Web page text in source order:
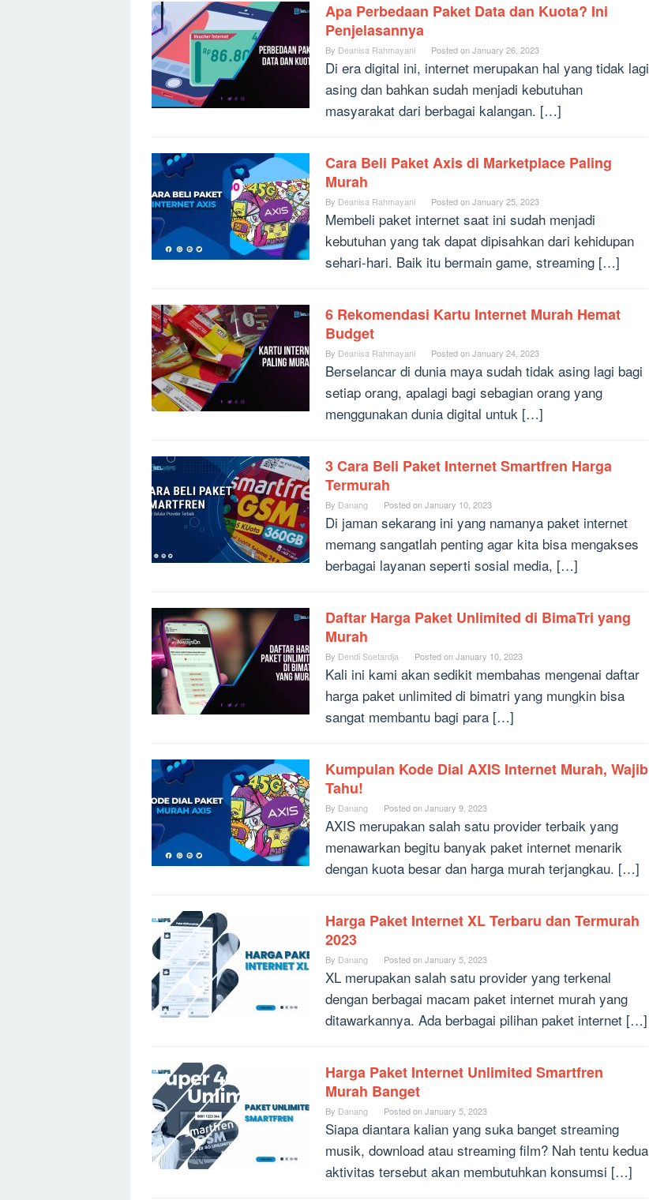
Apa Perbedaan Paket Data dan Kuota? Ini
Penjelasannya
By Deanisa Rahmayani Posted onJanuary 26, 2023
Di era digital ini, internet merupakan hal yang tidak lagi
asing dan bahkan sudah menjadi kebutuhan
masyarakat dari berbagai kalangan. […]
Cara Beli Paket Axis di Marketplace Paling
Murah
By Deanisa Rahmayani Posted onJanuary 25, 2023
Membeli paket internet saat ini sudah menjadi
kebutuhan yang tak dapat dipisahkan dari kehidupan
sehari-hari. Baik itu bermain game, streaming […]
6 Rekomendasi Kartu Internet Murah Hemat
Budget
By Deanisa Rahmayani Posted onJanuary 24, 2023
Berselancar di dunia maya sudah tidak asing lagi bagi
setiap orang, apalagi bagi sebagian orang yang
menggunakan dunia digital untuk […]
3 Cara Beli Paket Internet Smartfren Harga
Termurah
By Danang Posted onJanuary 10, 2023
Di jaman sekarang ini yang namanya paket internet
memang sangatlah penting agar kita bisa mengakses
berbagai layanan seperti sosial media, […]
Daftar Harga Paket Unlimited di BimaTri yang
Murah
By Dendi Soetardja Posted onJanuary 10, 2023
Kali ini kami akan sedikit membahas mengenai daftar
harga paket unlimited di bimatri yang mungkin bisa
sangat membantu bagi para […]
Kumpulan Kode Dial AXIS Internet Murah, Wajib
Tahu!
By Danang Posted onJanuary 9, 2023
AXIS merupakan salah satu provider terbaik yang
menawarkan begitu banyak paket internet menarik
dengan kuota besar dan harga murah terjangkau. […]
Harga Paket Internet XL Terbaru dan Termurah
2023
By Danang Posted onJanuary 5, 2023
XL merupakan salah satu provider yang terkenal
dengan berbagai macam paket internet murah yang
ditawarkannya. Ada berbagai pilihan paket internet […]
Harga Paket Internet Unlimited Smartfren
Murah Banget
By Danang Posted onJanuary 5, 2023
Siapa diantara kalian yang suka banget streaming
musik, download atau streaming film? Nah tentu kedua
aktivitas tersebut akan membutuhkan konsumsi […]